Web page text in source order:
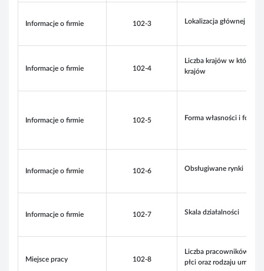
Informacje o firmie 102-3 Lokalizacja głównej
Informacje o firmie 102-4
Liczba krajów w których
krajów
Informacje o firmie 102-5 Forma własności i forma
Informacje o firmie 102-6 Obsługiwane rynki
Informacje o firmie 102-7 Skala działalności
Miejsce pracy 102-8
Liczba pracowników
płci oraz rodzaju umowy